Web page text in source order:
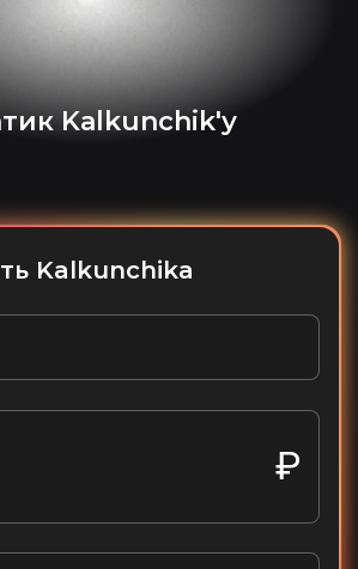
Kalkunchik'у
Kalkunchika
₽